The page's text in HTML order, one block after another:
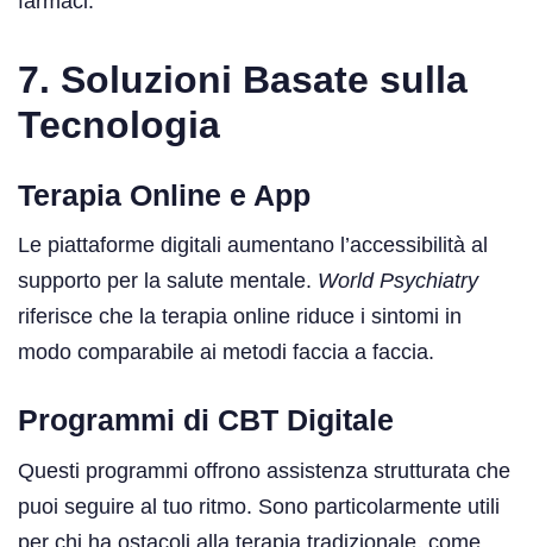
7. Soluzioni Basate sulla
Tecnologia
Terapia Online e App
Le piattaforme digitali aumentano l’accessibilità al
supporto per la salute mentale. World Psychiatry
riferisce che la terapia online riduce i sintomi in
modo comparabile ai metodi faccia a faccia.
Programmi di CBT Digitale
Questi programmi offrono assistenza strutturata che
puoi seguire al tuo ritmo. Sono particolarmente utili
per chi ha ostacoli alla terapia tradizionale, come